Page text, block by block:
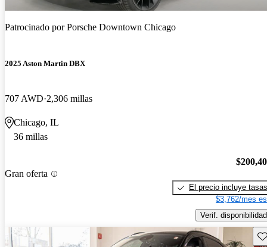
Patrocinado porPorsche Downtown Chicago
2025 Aston Martin DBX
707 AWD 2,306 millas
Chicago, IL
36 millas
Gran oferta
El precio incluye tasas
$3,762/mes
Verif. disponibilidad